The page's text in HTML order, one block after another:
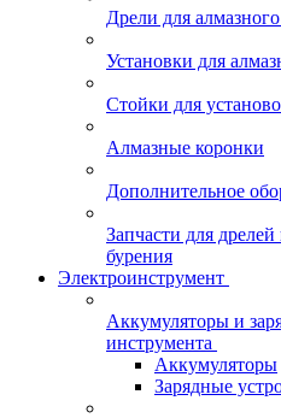
Дрели для
Установки для
Стойки для
Алмазные коронки
Дополнительное
Запчасти для
бурения
Электроинструмент
Аккумуляторы и
инструмента
Аккумуляторы
Зарядные